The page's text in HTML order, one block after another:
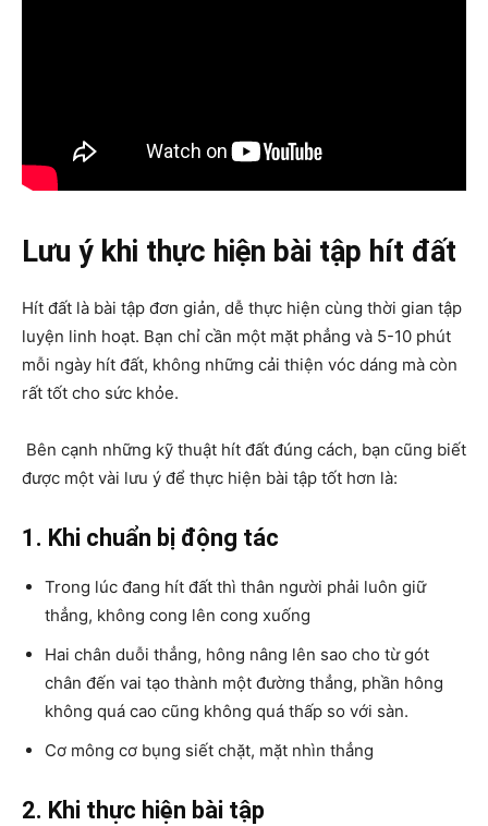
Lưu ý khi thực hiện bài tập hít đất
Hít‌ ‌đất‌ ‌là‌ ‌bài‌ ‌tập‌ ‌đơn‌ ‌giản,‌ ‌dễ‌ ‌thực‌ ‌hiện cùng thời gian tập
luyện linh hoạt. Bạn chỉ cần một mặt phẳng và 5-10 phút
mỗi ngày hít đất, không những cải thiện vóc dáng mà còn
rất tốt cho sức khỏe.
Bên cạnh những kỹ thuật hít đất đúng cách, bạn cũng biết
được một vài lưu ý để thực hiện bài tập tốt hơn là:
1. Khi chuẩn bị động tác
Trong lúc đang hít đất thì thân người phải luôn giữ
thẳng, không cong lên cong xuống
Hai chân duỗi thẳng, hông nâng lên sao cho từ gót
chân đến vai tạo thành một đường thẳng, phần hông
không quá cao cũng không quá thấp so với sàn.
Cơ mông cơ bụng siết chặt, mặt nhìn thẳng
2. Khi thực hiện bài tập